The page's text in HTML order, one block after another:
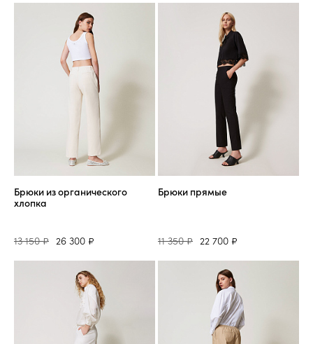
Брюки из органического
хлопка
13 150 ₽ 26 300 ₽
Брюки прямые
11 350 ₽ 22 700 ₽